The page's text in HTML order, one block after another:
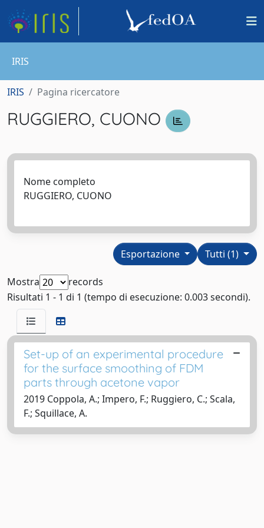
IRIS
IRIS Pagina ricercatore
RUGGIERO, CUONO
Nome completo
RUGGIERO, CUONO
Tutti (1)
Esportazione
Mostra
records
Risultati 1 - 1 di 1 (tempo di esecuzione: 0.003 secondi).
Set-up of an experimental procedure
for the surface smoothing of FDM
parts through acetone vapor
2019 Coppola, A.; Impero, F.; Ruggiero, C.; Scala,
F.; Squillace, A.